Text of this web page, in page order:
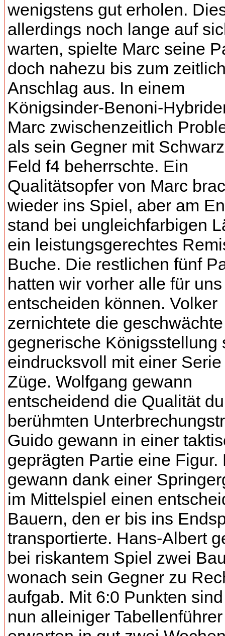
wenigstens gut erholen.
allerdings noch lange auf
warten, spielte Marc seine
doch nahezu bis zum
Anschlag aus. In einem
Königsinder-Benoni-
Marc zwischenzeitlich
als sein Gegner mit
Feld f4 beherrschte. Ein
Qualitätsopfer von Marc
wieder ins Spiel, aber am
stand bei ungleichfarbigen
ein leistungsgerechtes
Buche. Die restlichen fünf
hatten wir vorher alle für uns
entscheiden können. Volker
zernichtete die geschwächte
gegnerische Königsstellung
eindrucksvoll mit einer
Züge. Wolfgang gewann
entscheidend die Qualität
berühmten
Guido gewann in einer
geprägten Partie eine Figur.
gewann dank einer
im Mittelspiel einen
Bauern, den er bis ins
transportierte. Hans-Albert
bei riskantem Spiel zwei
wonach sein Gegner zu
aufgab. Mit 6:0 Punkten
nun alleiniger